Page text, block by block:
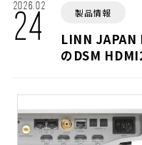
2026.02
24 製品情報
LINN
のDSM